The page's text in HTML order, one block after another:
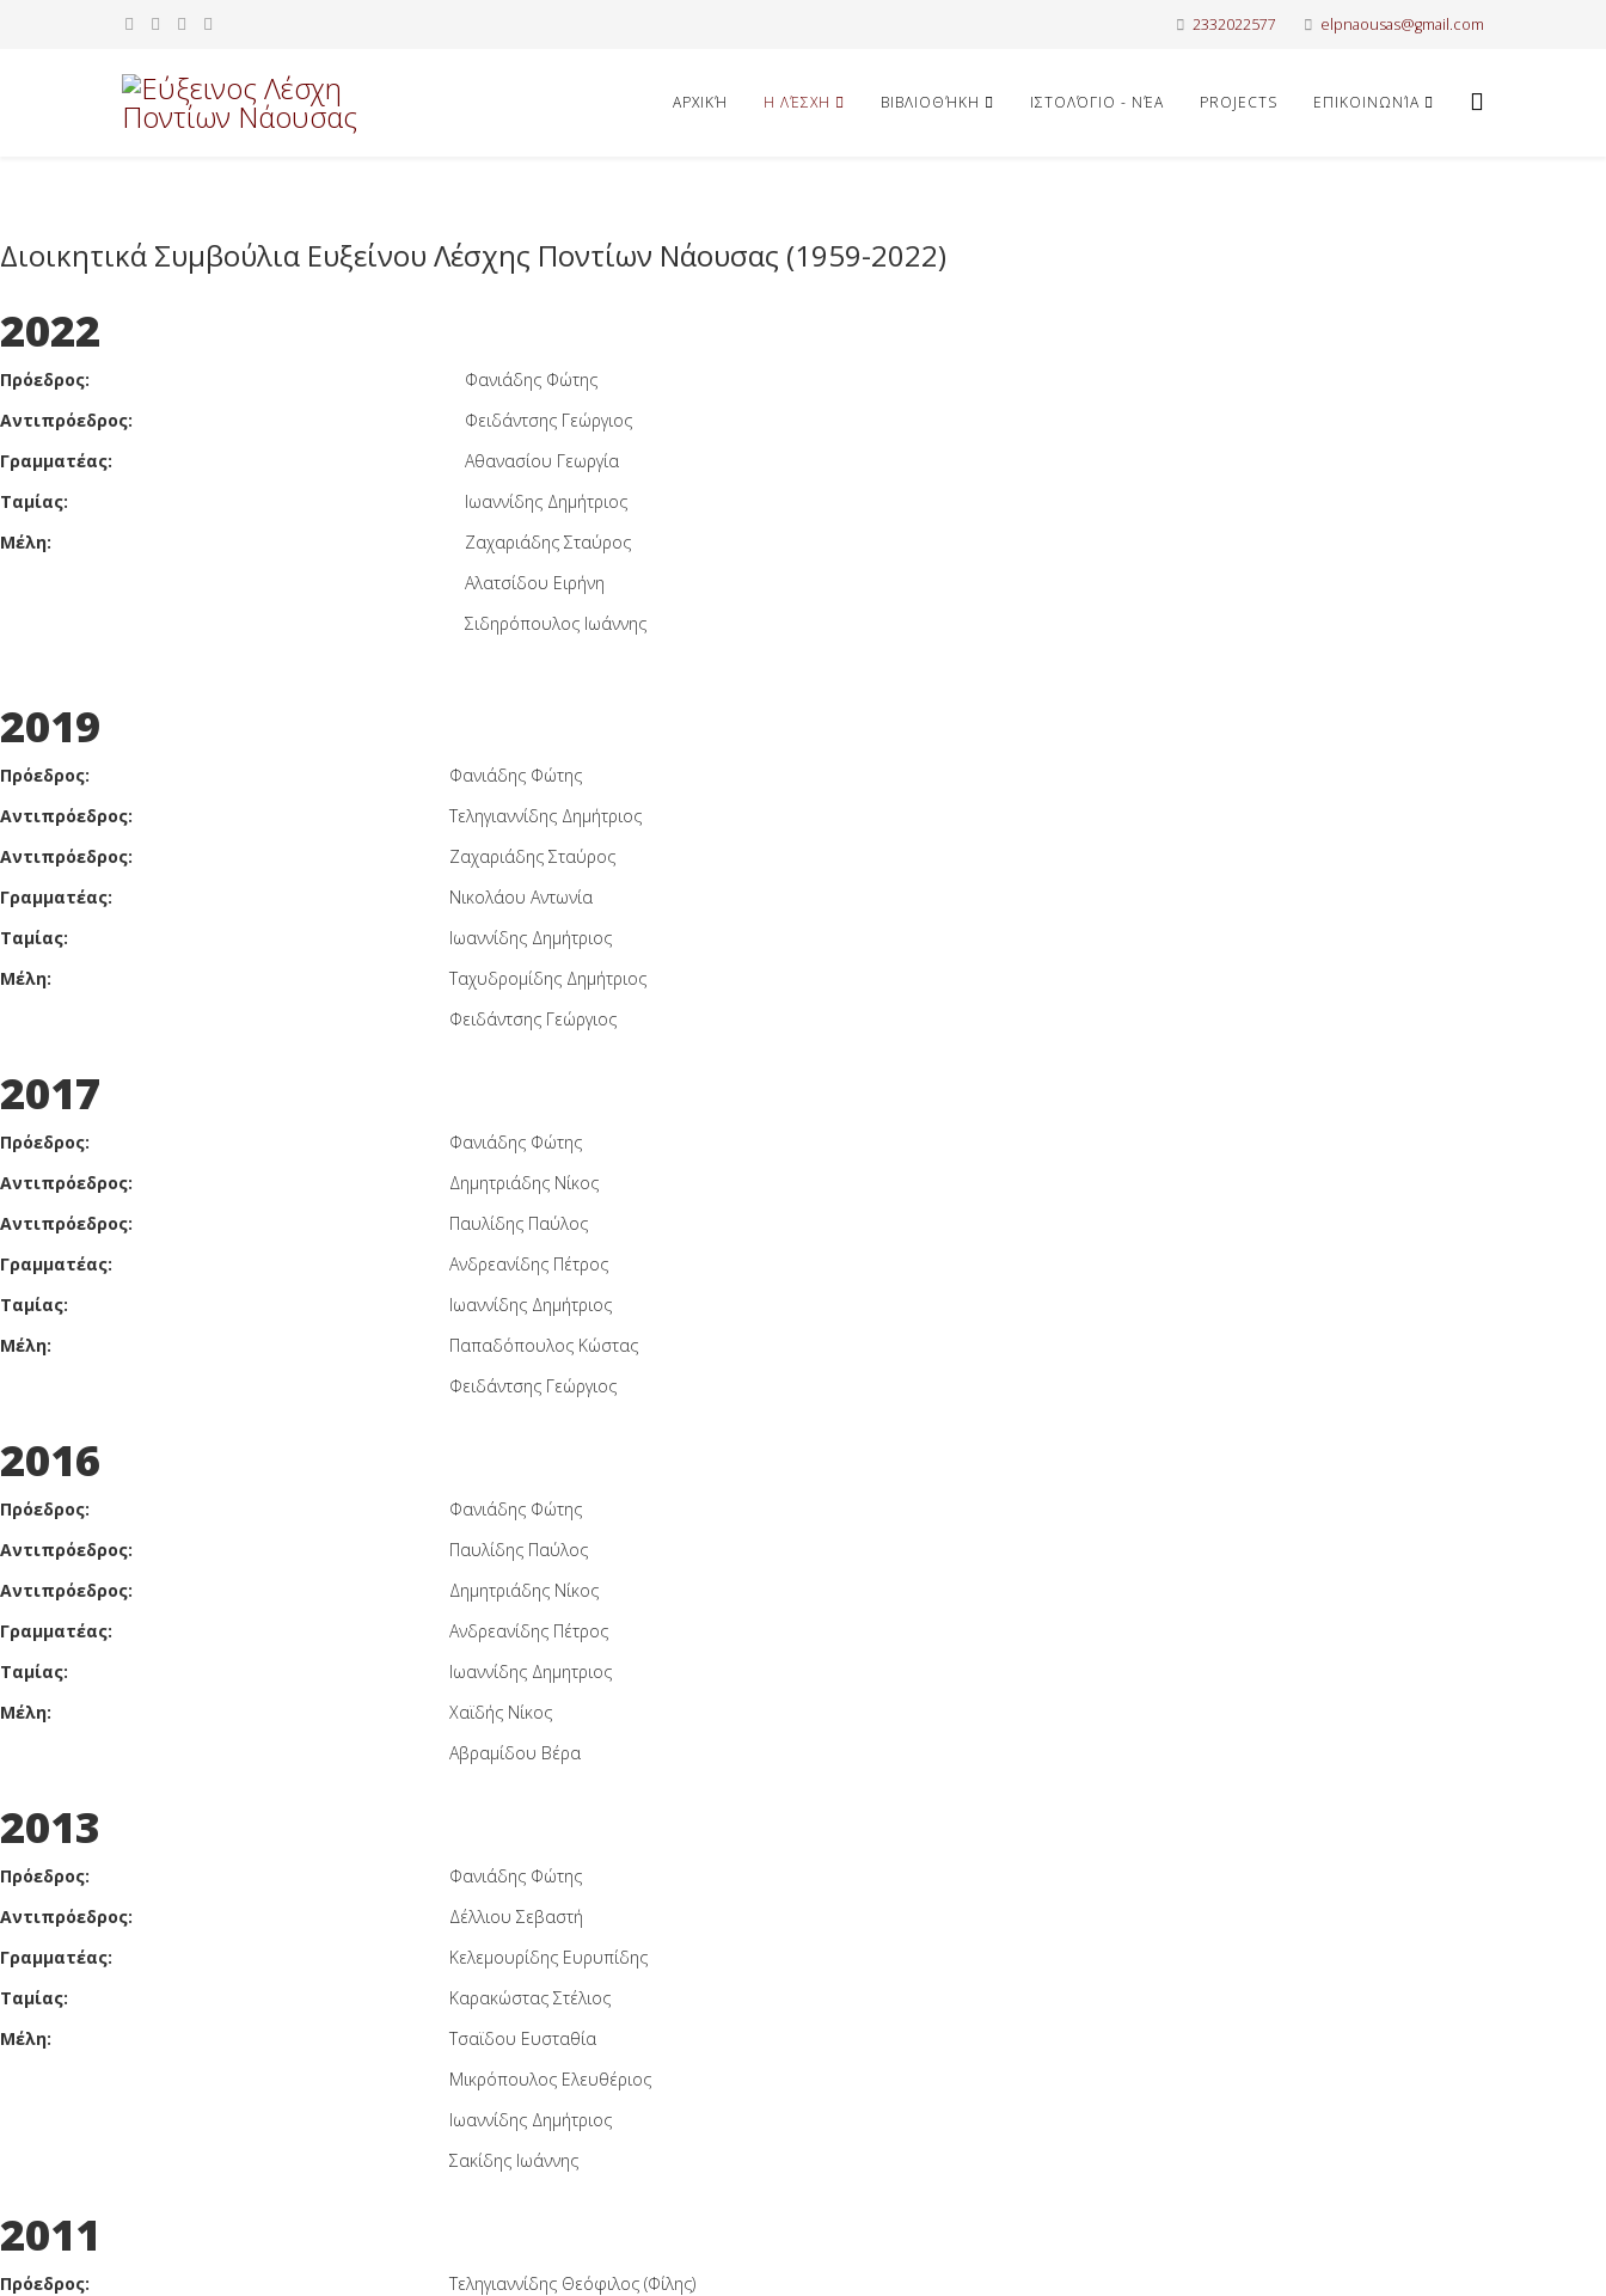
2332022577 elpnaousas@gmail.com
ΑΡΧΙΚΉ Η ΛΈΣΧΗ ΒΙΒΛΙΟΘΉΚΗ ΙΣΤΟΛΌΓΙΟ - ΝΈΑ PROJECTS ΕΠΙΚΟΙΝΩΝΊΑ
Διοικητικά Συμβούλια Ευξείνου Λέσχης Ποντίων Νάουσας (1959-2022)
2022
Πρόεδρος:
Φανιάδης Φώτης
Αντιπρόεδρος:
Φειδάντσης Γεώργιος
Γραμματέας:
Αθανασίου Γεωργία
Ταμίας:
Ιωαννίδης Δημήτριος
Μέλη:
Ζαχαριάδης Σταύρος
Αλατσίδου Ειρήνη
Σιδηρόπουλος Ιωάννης
2019
Πρόεδρος:
Φανιάδης Φώτης
Αντιπρόεδρος:
Τεληγιαννίδης Δημήτριος
Αντιπρόεδρος:
Ζαχαριάδης Σταύρος
Γραμματέας:
Νικολάου Αντωνία
Ταμίας:
Ιωαννίδης Δημήτριος
Μέλη:
Ταχυδρομίδης Δημήτριος
Φειδάντσης Γεώργιος
2017
Πρόεδρος:
Φανιάδης Φώτης
Αντιπρόεδρος:
Δημητριάδης Νίκος
Αντιπρόεδρος:
Παυλίδης Παύλος
Γραμματέας:
Ανδρεανίδης Πέτρος
Ταμίας:
Ιωαννίδης Δημήτριος
Μέλη:
Παπαδόπουλος Κώστας
Φειδάντσης Γεώργιος
2016
Πρόεδρος:
Φανιάδης Φώτης
Αντιπρόεδρος:
Παυλίδης Παύλος
Αντιπρόεδρος:
Δημητριάδης Νίκος
Γραμματέας:
Ανδρεανίδης Πέτρος
Ταμίας:
Ιωαννίδης Δημητριος
Μέλη:
Χαϊδής Νίκος
Αβραμίδου Βέρα
2013
Πρόεδρος:
Φανιάδης Φώτης
Αντιπρόεδρος:
Δέλλιου Σεβαστή
Γραμματέας:
Κελεμουρίδης Ευρυπίδης
Ταμίας:
Καρακώστας Στέλιος
Μέλη:
Τσαϊδου Ευσταθία
Μικρόπουλος Ελευθέριος
Ιωαννίδης Δημήτριος
Σακίδης Ιωάννης
2011
Πρόεδρος:
Τεληγιαννίδης Θεόφιλος (Φίλης)